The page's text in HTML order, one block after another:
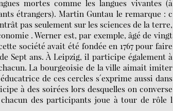
mortes comme les langues vivantes (à
étrangers). Martin Guntau le remarque : c
pas seulement sur les sciences de la terre,
. Werner est, par exemple, âgé de vingt
société avait été fondée en 1767 pour faire
Sept ans. À Leipzig, il participe également à
La bourgeoisie de la ville aimait imiter
de ces cercles s´exprime aussi dans
à des soirées lors desquelles on converse
des participants joue à tour de rôle l